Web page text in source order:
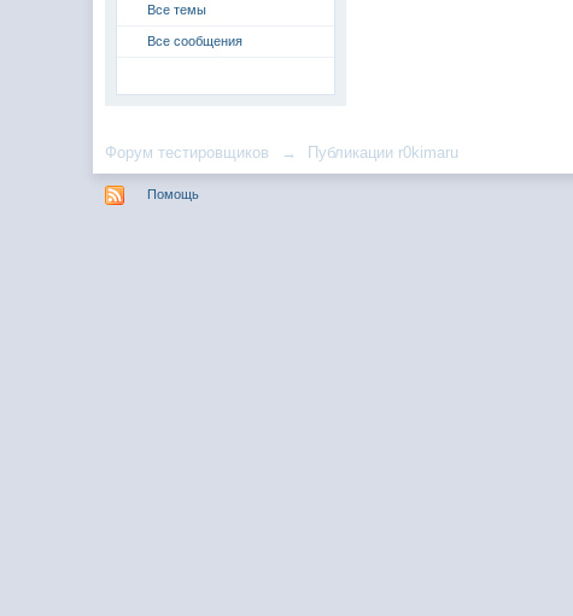
Все темы
Все сообщения
Форум тестировщиков → Публикации r0kimaru
Помощь